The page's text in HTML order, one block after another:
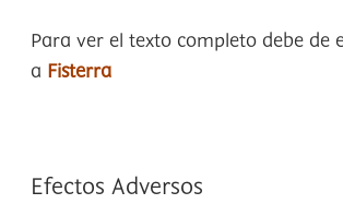
Para ver el texto completo debe de
a Fisterra
Efectos Adversos